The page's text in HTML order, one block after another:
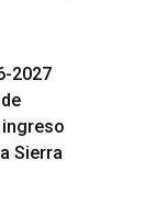
2027
Sierra